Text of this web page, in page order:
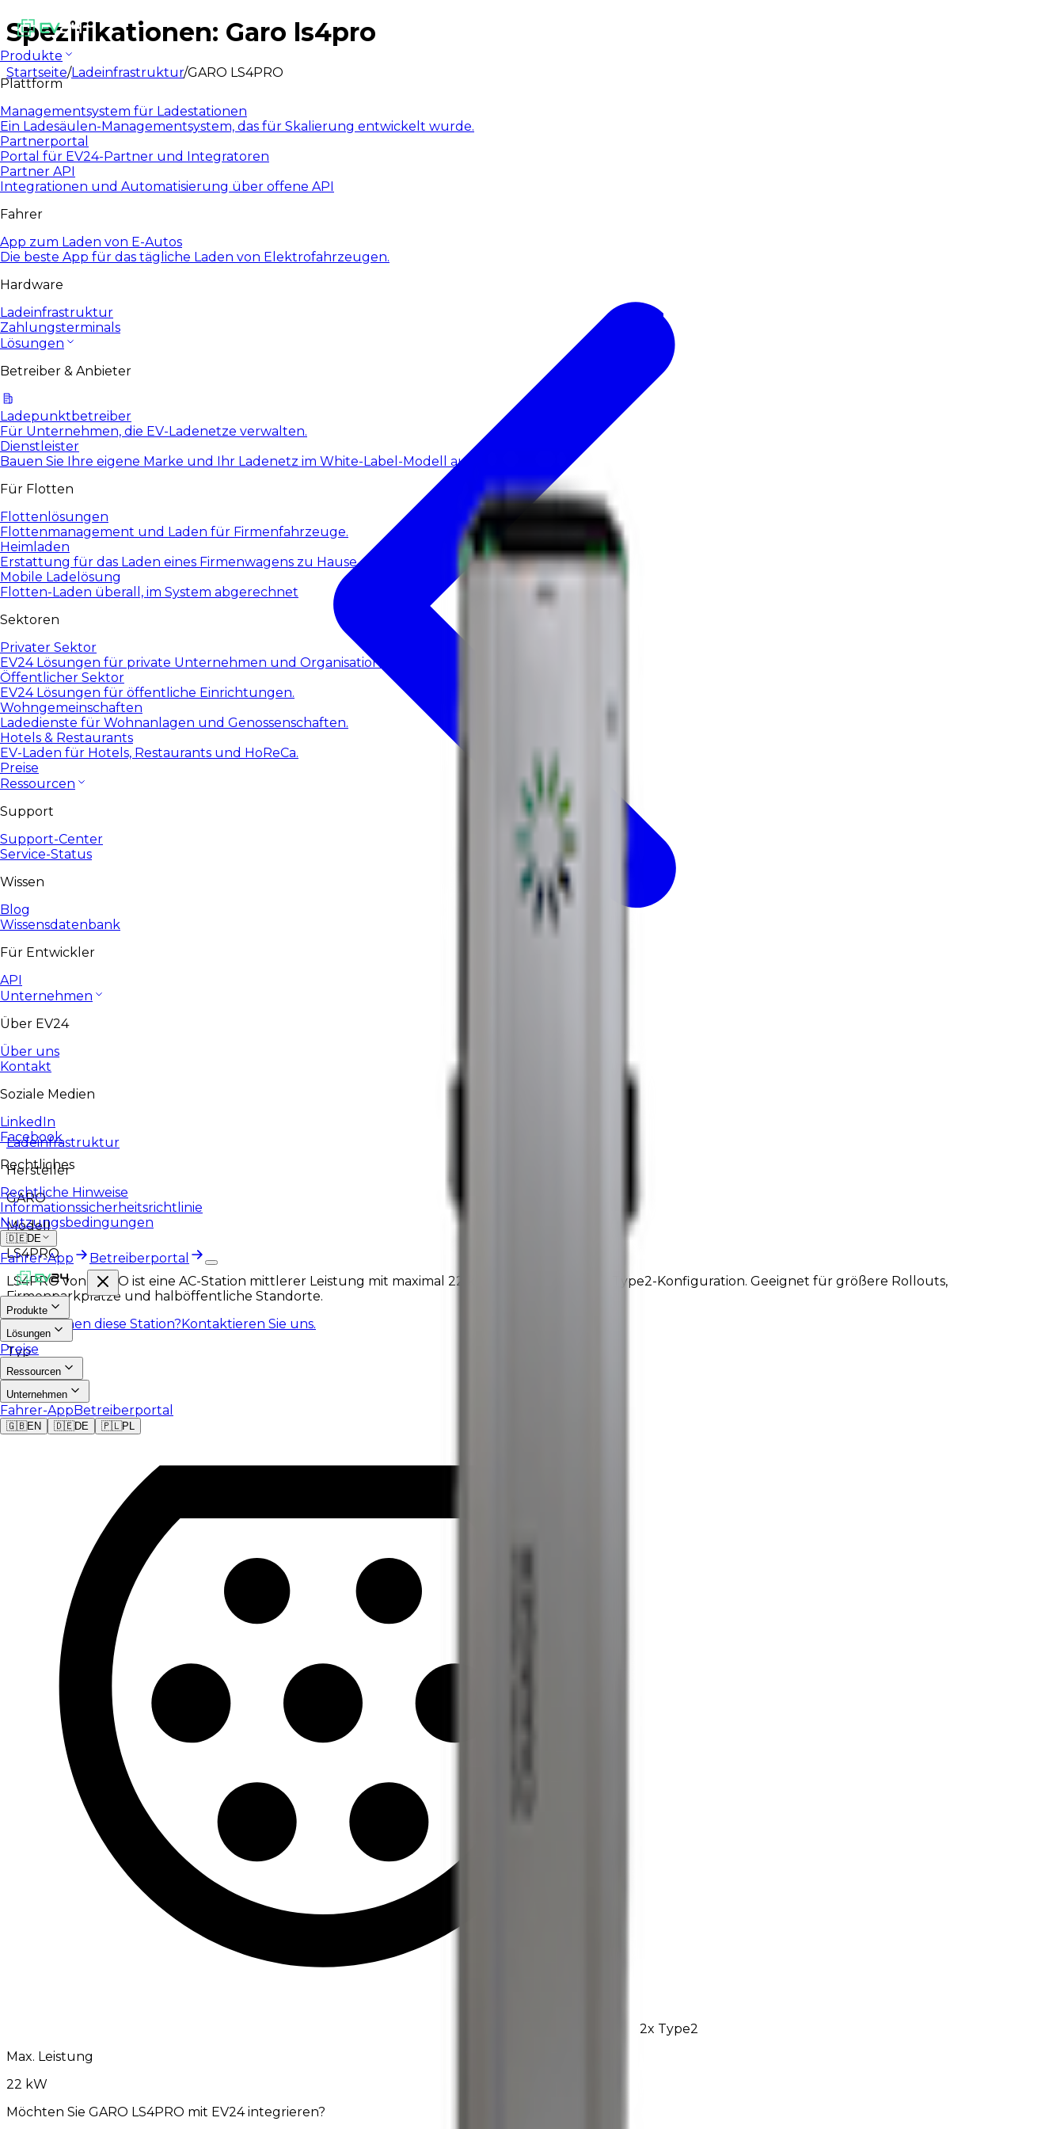
Produkte
Plattform
Managementsystem für Ladestationen
Ein Ladesäulen-Managementsystem, das für Skalierung entwickelt wurde.
Partnerportal
Portal für EV24-Partner und Integratoren
Partner API
Integrationen und Automatisierung über offene API
Fahrer
App zum Laden von E-Autos
Die beste App für das tägliche Laden von Elektrofahrzeugen.
Hardware
Ladeinfrastruktur
Zahlungsterminals
Lösungen
Betreiber & Anbieter
Ladepunktbetreiber
Für Unternehmen, die EV-Ladenetze verwalten.
Dienstleister
Bauen Sie Ihre eigene Marke und Ihr Ladenetz im White-Label-Modell auf.
Für Flotten
Flottenlösungen
Flottenmanagement und Laden für Firmenfahrzeuge.
Heimladen
Erstattung für das Laden eines Firmenwagens zu Hause
Mobile Ladelösung
Flotten-Laden überall, im System abgerechnet
Sektoren
Privater Sektor
EV24 Lösungen für private Unternehmen und Organisationen.
Öffentlicher Sektor
EV24 Lösungen für öffentliche Einrichtungen.
Wohngemeinschaften
Ladedienste für Wohnanlagen und Genossenschaften.
Hotels & Restaurants
EV-Laden für Hotels, Restaurants und HoReCa.
Preise
Ressourcen
Support
Support-Center
Service-Status
Wissen
Blog
Wissensdatenbank
Für Entwickler
API
Unternehmen
Über EV24
Über uns
Kontakt
Soziale Medien
LinkedIn
Facebook
Rechtliches
Rechtliche Hinweise
Informationssicherheitsrichtlinie
Nutzungsbedingungen
🇩🇪DE
Fahrer-App Betreiberportal
Produkte
Lösungen
Preise
Ressourcen
Unternehmen
Fahrer-AppBetreiberportal
🇬🇧EN 🇩🇪DE 🇵🇱PL
Spezifikationen: Garo ls4pro
Startseite/Ladeinfrastruktur/GARO LS4PRO
Ladeinfrastruktur
Hersteller
GARO
Modell
LS4PRO
LS4PRO von GARO ist eine AC-Station mittlerer Leistung mit maximal 22 kW und einer 2 złącze Type2-Konfiguration. Geeignet für größere Rollouts,
Firmenparkplätze und halböffentliche Standorte.
Gefällt Ihnen diese Station?Kontaktieren Sie uns.
Typ
AC
2x Type2
Max. Leistung
22 kW
Möchten Sie GARO LS4PRO mit EV24 integrieren?